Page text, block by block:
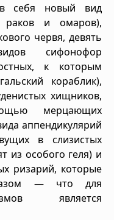
в себя новый вид
раков и омаров),
червя, девять
сифонофор
к которым
кораблик),
хищников,
мерцающих
аппендикулярий
в слизистых
из особого геля) и
ризарий, которые
— что для
является